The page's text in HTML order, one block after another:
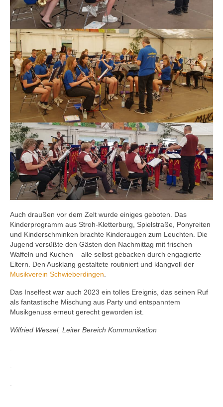
Auch draußen vor dem Zelt wurde einiges geboten. Das
Kinderprogramm aus Stroh-Kletterburg, Spielstraße, Ponyreiten
und Kinderschminken brachte Kinderaugen zum Leuchten. Die
Jugend versüßte den Gästen den Nachmittag mit frischen
Waffeln und Kuchen – alle selbst gebacken durch engagierte
Eltern. Den Ausklang gestaltete routiniert und klangvoll der
Musikverein Schwieberdingen.
Das Inselfest war auch 2023 ein tolles Ereignis, das seinen Ruf
als fantastische Mischung aus Party und entspanntem
Musikgenuss erneut gerecht geworden ist.
Wilfried Wessel, Leiter Bereich Kommunikation
.
.
.